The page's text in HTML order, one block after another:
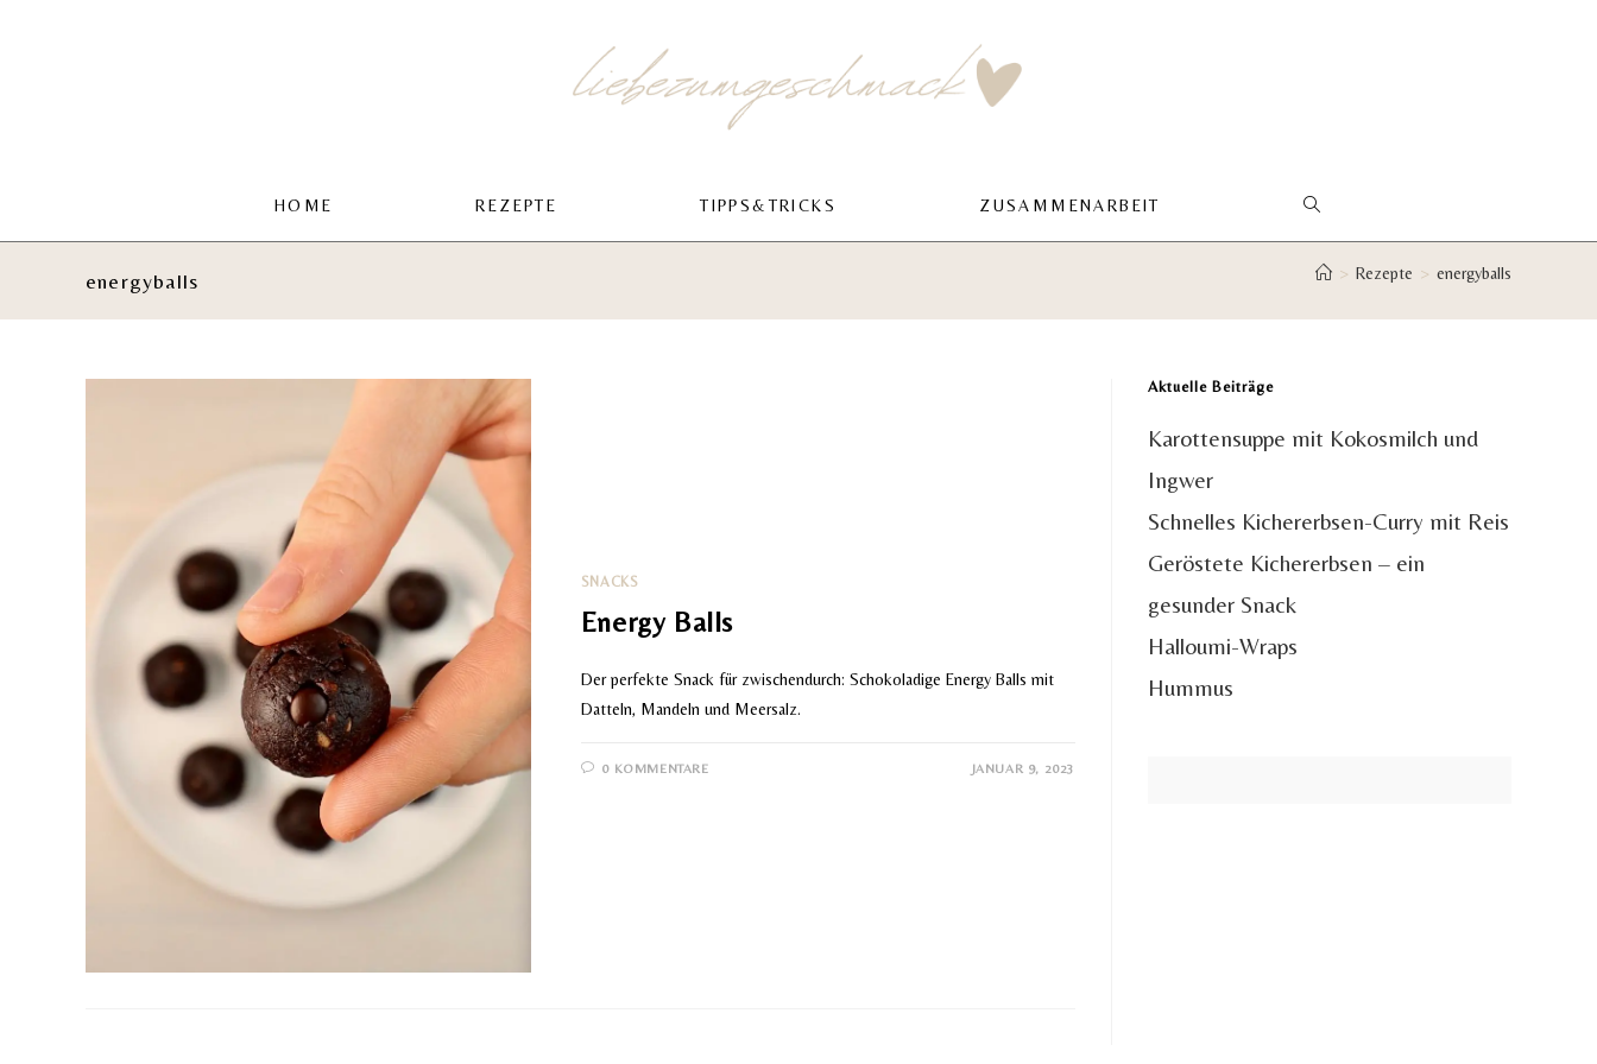
HOME REZEPTE TIPPS&TRICKS ZUSAMMENARBEIT WEBSITE-
SUCHE
energyballs > Rezepte > energyballs
SNACKS
Energy Balls
Der perfekte Snack für zwischendurch: Schokoladige Energy Balls mit
Datteln, Mandeln und Meersalz.
0 KOMMENTARE JANUAR 9, 2023
Aktuelle Beiträge
Karottensuppe mit Kokosmilch und
Ingwer
Schnelles Kichererbsen-Curry mit Reis
Geröstete Kichererbsen – ein
gesunder Snack
Halloumi-Wraps
Hummus